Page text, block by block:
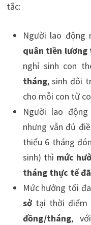
tắc:
Người lao động
quân tiền lương
nghỉ sinh con
tháng, sinh đôi
cho mỗi con từ
Người lao động
nhưng vẫn đủ
thiểu 6 tháng
sinh) thì mức
tháng thực tế
Mức hưởng tối
sởtại thời điểm
đồng/tháng,